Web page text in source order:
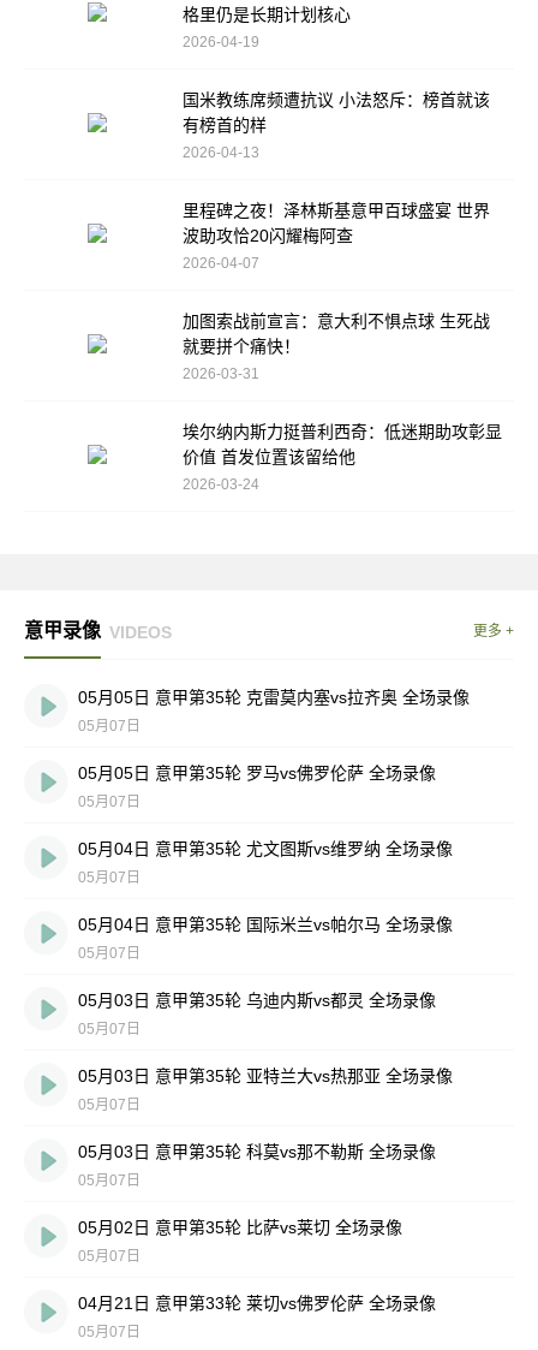
格里仍是长期计划核心
2026-04-19
国米教练席频遭抗议 小法怒斥：榜首就该
有榜首的样
2026-04-13
里程碑之夜！泽林斯基意甲百球盛宴 世界
波助攻恰20闪耀梅阿查
2026-04-07
加图索战前宣言：意大利不惧点球 生死战
就要拼个痛快！
2026-03-31
埃尔纳内斯力挺普利西奇：低迷期助攻彰显
价值 首发位置该留给他
2026-03-24
意甲录像 VIDEOS 更多 +
05月05日 意甲第35轮 克雷莫内塞vs拉齐奥 全场录像
05月07日
05月05日 意甲第35轮 罗马vs佛罗伦萨 全场录像
05月07日
05月04日 意甲第35轮 尤文图斯vs维罗纳 全场录像
05月07日
05月04日 意甲第35轮 国际米兰vs帕尔马 全场录像
05月07日
05月03日 意甲第35轮 乌迪内斯vs都灵 全场录像
05月07日
05月03日 意甲第35轮 亚特兰大vs热那亚 全场录像
05月07日
05月03日 意甲第35轮 科莫vs那不勒斯 全场录像
05月07日
05月02日 意甲第35轮 比萨vs莱切 全场录像
05月07日
04月21日 意甲第33轮 莱切vs佛罗伦萨 全场录像
05月07日